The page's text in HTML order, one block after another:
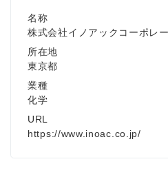
名称
株式会社イノアックコーポレ
所在地
東京都
業種
化学
URL
https://www.inoac.co.jp/